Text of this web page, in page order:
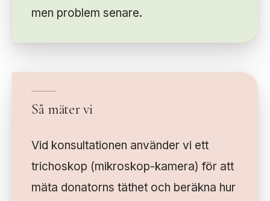
men problem senare.
Så mäter vi
Vid konsultationen använder vi ett
trichoskop (mikroskop-kamera) för att
mäta donatorns täthet och beräkna hur